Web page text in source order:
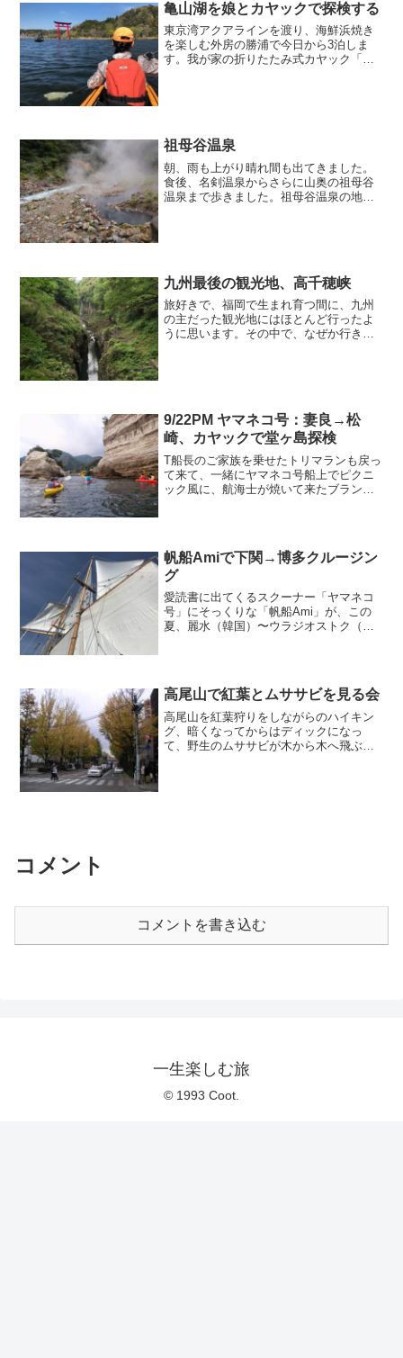
亀山湖を娘とカヤックで探検する
東京湾アクアラインを渡り、海鮮浜焼き
を楽しむ外房の勝浦で今日から3泊しま
す。我が家の折りたたみ式カヤック「ベ
祖母谷温泉
朝、雨も上がり晴れ間も出てきました。
食後、名剣温泉からさらに山奥の祖母谷
温泉まで歩きました。祖母谷温泉の地獄
九州最後の観光地、高千穂峡
旅好きで、福岡で生まれ育つ間に、九州
の主だった観光地にはほとんど行ったよ
うに思います。その中で、なぜか行きそ
9/22PM ヤマネコ号：妻良→松
崎、カヤックで堂ヶ島探検
T船長のご家族を乗せたトリマランも戻っ
て来て、一緒にヤマネコ号船上でピクニ
ック風に、航海士が焼いて来たブランデ
帆船Amiで下関→博多クルージン
グ
愛読書に出てくるスクーナー「ヤマネコ
号」にそっくりな「帆船Ami」が、この
夏、麗水（韓国）〜ウラジオストク（ロ
の整備をして、...
高尾山で紅葉とムササビを見る会
高尾山を紅葉狩りをしながらのハイキン
グ、暗くなってからはディックになっ
て、野生のムササビが木から木へ飛ぶの
コメント
コメントを書き込む
一生楽しむ旅
© 1993 Coot.